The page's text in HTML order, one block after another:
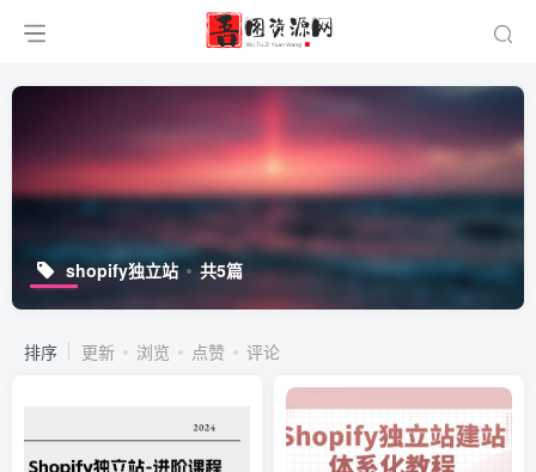
shopify独立站 共5篇
排序 更新 浏览 点赞 评论